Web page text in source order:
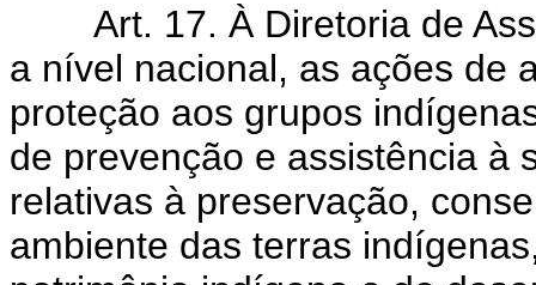
Art. 17. À Diretoria de
a nível nacional, as ações de
proteção aos grupos
de prevenção e assistência à
relativas à preservação,
ambiente das terras